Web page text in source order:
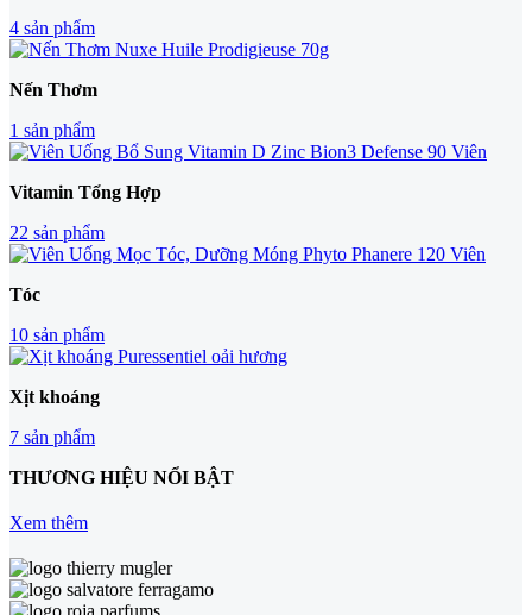
4 sản phẩm
Nến Thơm
1 sản phẩm
Vitamin Tổng Hợp
22 sản phẩm
Tóc
10 sản phẩm
Xịt khoáng
7 sản phẩm
THƯƠNG HIỆU NỔI BẬT
Xem thêm